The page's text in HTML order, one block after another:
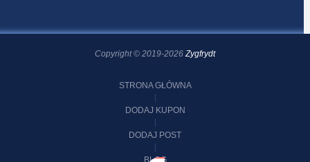
Copyright © 2019-2026Zygfrydt
STRONA GŁÓWNA
DODAJ KUPON
DODAJ POST
BLOG